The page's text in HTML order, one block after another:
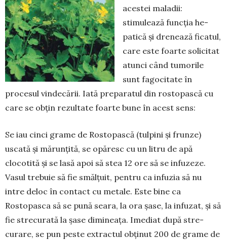
acestei ma­ladii:
stimulează funcția he­
patică și drenează ficatul,
care este foarte solicitat
atunci când tumo­rile
sunt fagocitate în
procesul vindecării. Iată prepara­tul din rostopască cu
care se obțin rezultate foarte bune în acest sens:
Se iau cinci grame de Rostopască (tulpini și frunze)
uscată și mărunțită, se opăresc cu un litru de apă
clocotită și se lasă apoi să stea 12 ore să se infuzeze.
Vasul trebuie să fie smălțuit, pentru ca infuzia să nu
intre deloc în contact cu metale. Este bine ca
Rostopasca să se pună sea­ra, la ora șase, la infuzat, și să
fie strecurată la șase di­mineața. Imediat după stre­
curare, se pun peste extractul obținut 200 de grame de